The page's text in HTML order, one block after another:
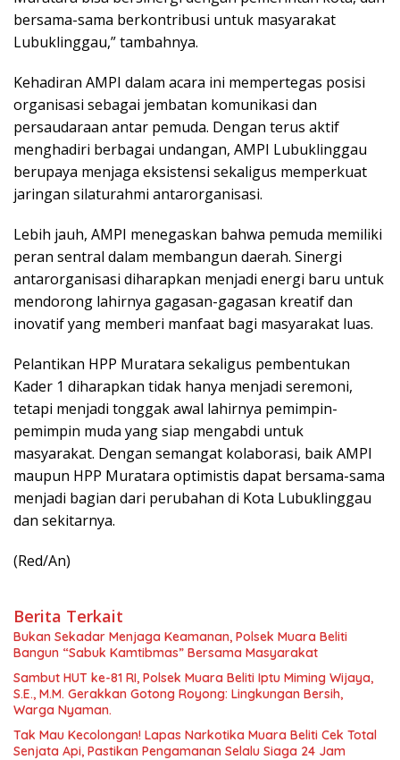
bersama-sama berkontribusi untuk masyarakat
Lubuklinggau,” tambahnya.
Kehadiran AMPI dalam acara ini mempertegas posisi
organisasi sebagai jembatan komunikasi dan
persaudaraan antar pemuda. Dengan terus aktif
menghadiri berbagai undangan, AMPI Lubuklinggau
berupaya menjaga eksistensi sekaligus memperkuat
jaringan silaturahmi antarorganisasi.
Lebih jauh, AMPI menegaskan bahwa pemuda memiliki
peran sentral dalam membangun daerah. Sinergi
antarorganisasi diharapkan menjadi energi baru untuk
mendorong lahirnya gagasan-gagasan kreatif dan
inovatif yang memberi manfaat bagi masyarakat luas.
Pelantikan HPP Muratara sekaligus pembentukan
Kader 1 diharapkan tidak hanya menjadi seremoni,
tetapi menjadi tonggak awal lahirnya pemimpin-
pemimpin muda yang siap mengabdi untuk
masyarakat. Dengan semangat kolaborasi, baik AMPI
maupun HPP Muratara optimistis dapat bersama-sama
menjadi bagian dari perubahan di Kota Lubuklinggau
dan sekitarnya.
(Red/An)
Berita Terkait
Bukan Sekadar Menjaga Keamanan, Polsek Muara Beliti
Bangun “Sabuk Kamtibmas” Bersama Masyarakat
Sambut HUT ke-81 RI, Polsek Muara Beliti Iptu Miming Wijaya,
S.E., M.M. Gerakkan Gotong Royong: Lingkungan Bersih,
Warga Nyaman.
Tak Mau Kecolongan! Lapas Narkotika Muara Beliti Cek Total
Senjata Api, Pastikan Pengamanan Selalu Siaga 24 Jam